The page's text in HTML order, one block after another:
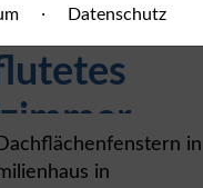
· Datenschutz
in
in